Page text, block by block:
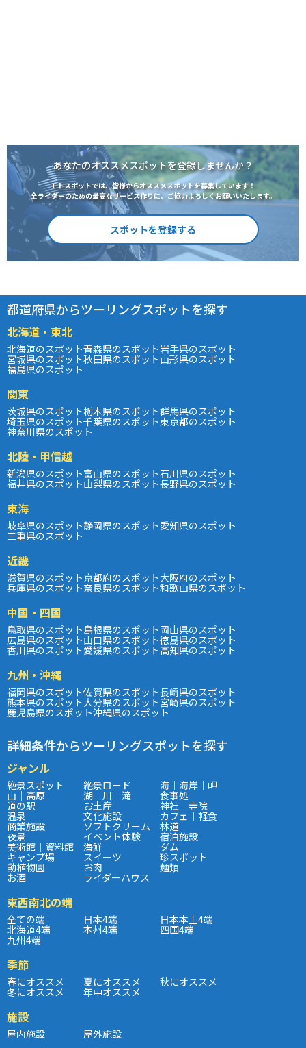
あなたのオススメスポットを登録しませんか？
モトスポットでは、皆様からオススメスポットを募集しています！
全ライダーのための最高なサービス作りに、ご協力よろしくお願いいたします。
スポットを登録する
都道府県からツーリングスポットを探す
北海道・東北
北海道のスポット青森県のスポット岩手県のスポット
宮城県のスポット秋田県のスポット山形県のスポット
福島県のスポット
関東
茨城県のスポット栃木県のスポット群馬県のスポット
埼玉県のスポット千葉県のスポット東京都のスポット
神奈川県のスポット
北陸・甲信越
新潟県のスポット富山県のスポット石川県のスポット
福井県のスポット山梨県のスポット長野県のスポット
東海
岐阜県のスポット静岡県のスポット愛知県のスポット
三重県のスポット
近畿
滋賀県のスポット京都府のスポット大阪府のスポット
兵庫県のスポット奈良県のスポット和歌山県のスポット
中国・四国
鳥取県のスポット島根県のスポット岡山県のスポット
広島県のスポット山口県のスポット徳島県のスポット
香川県のスポット愛媛県のスポット高知県のスポット
九州・沖縄
福岡県のスポット佐賀県のスポット長崎県のスポット
熊本県のスポット大分県のスポット宮崎県のスポット
鹿児島県のスポット沖縄県のスポット
詳細条件からツーリングスポットを探す
ジャンル
絶景スポット 絶景ロード 海｜海岸｜岬
山｜高原 湖｜川｜滝 食事処
道の駅 お土産 神社｜寺院
温泉 文化施設 カフェ｜軽食
商業施設 ソフトクリーム 林道
夜景 イベント体験 宿泊施設
美術館｜資料館 海鮮 ダム
キャンプ場 スイーツ 珍スポット
動植物園 お肉 麺類
お酒 ライダーハウス
東西南北の端
全ての端 日本4端 日本本土4端
北海道4端 本州4端 四国4端
九州4端
季節
春にオススメ 夏にオススメ 秋にオススメ
冬にオススメ 年中オススメ
施設
屋内施設 屋外施設